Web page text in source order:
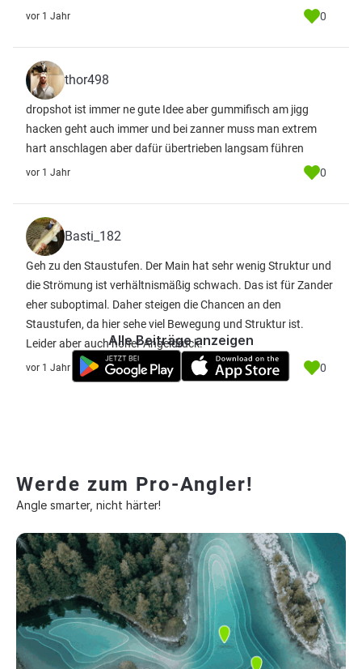
vor 1 Jahr 0
thor498
dropshot ist immer ne gute Idee aber gummifisch am jigg
hacken geht auch immer und bei zanner muss man extrem
hart anschlagen aber dafür übertrieben langsam führen
vor 1 Jahr 0
Basti_182
Geh zu den Staustufen. Der Main hat sehr wenig Struktur und
die Strömung ist verhältnismäßig schwach. Das ist für Zander
eher suboptimal. Daher steigen die Chancen an den
Staustufen, da hier sehe viel Bewegung und Struktur ist.
Leider aber auch hoher Angeldruck.
vor 1 Jahr 0
Alle Beiträge anzeigen
Werde zum Pro-Angler!
Angle smarter, nicht härter!